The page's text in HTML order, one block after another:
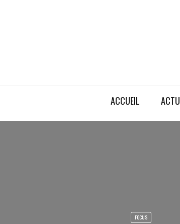
ACCUEIL
FOCUS